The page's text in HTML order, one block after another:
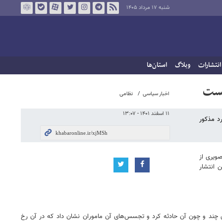
شنبه ۱۷ مرداد ۱۴۰۵
انتشارات وبلاگ استان‌ها
اخبار سیاسی نظامی
۱۱ اسفند ۱۴۰۱ - ۱۳:۰۷
مذکور
از
انتشار
چند و چون آن حادثه کرد و تجسس‌های آن ماموران نشان داد که در آن رخ